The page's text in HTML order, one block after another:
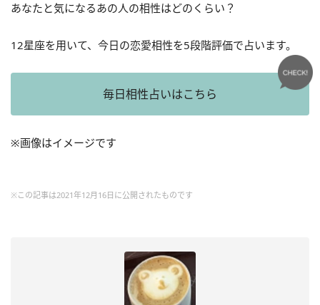
あなたと気になるあの人の相性はどのくらい？
12星座を用いて、今日の恋愛相性を5段階評価で占います。
毎日相性占いはこちら
※画像はイメージです
※この記事は2021年12月16日に公開されたものです